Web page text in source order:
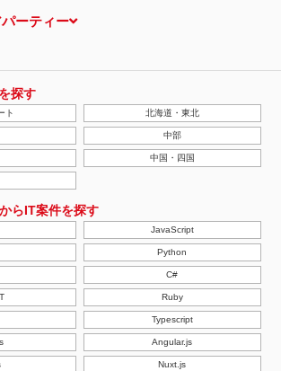
ーティー
探す
ト 北海道・東北
中部
中国・四国
らIT案件を探す
JavaScript
Python
C#
Ruby
Typescript
Angular.js
Nuxt.js